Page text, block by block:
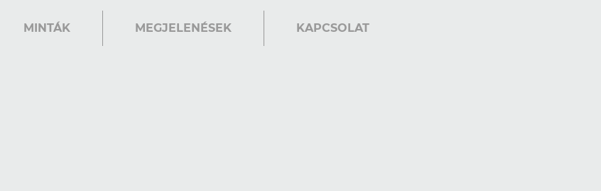
MINTÁK MEGJELENÉSEK KAPCSOLAT